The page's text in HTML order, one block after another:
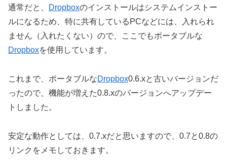
通常だと、 Dropboxのインストールはシステムインストー
ルになるため、特に共有しているPCなどには、入れられ
ません（入れたくない）ので、ここでもポータブルな
Dropboxを使用しています。
これまで、ポータブルなDropbox0.6.xと古いバージョンだ
ったので、機能が増えた0.8.xのバージョンへアップデー
トしました。
安定な動作としては、0.7.xだと思いますので、0.7と0.8の
リンクをメモしておきます。